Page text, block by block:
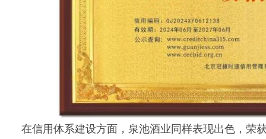
在信用体系建设方面，泉池酒业同样表现出色，荣